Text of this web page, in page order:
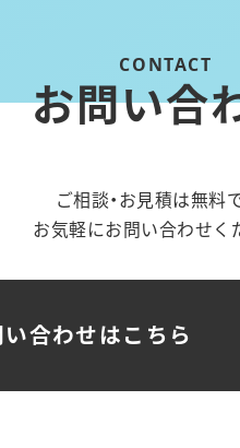
お問い合
ご相談・お見積は無料
お気軽にお問い合わせく
い合わせはこちら